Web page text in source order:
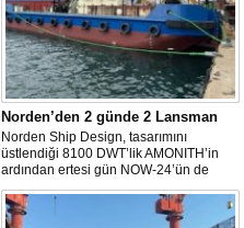
Norden’den 2 günde 2 Lansman
Norden Ship Design, tasarımını
üstlendiği 8100 DWT’lik AMONITH’in
ardından ertesi gün NOW-24’ün de
denize kavuşmasını kutladı.